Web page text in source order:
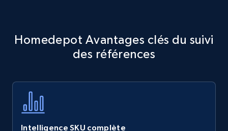
specific keywords
Title, Seller name, Brand, Description, Initial
Homedepot Avantages clés du suivi
des références
Intelligence SKU complète